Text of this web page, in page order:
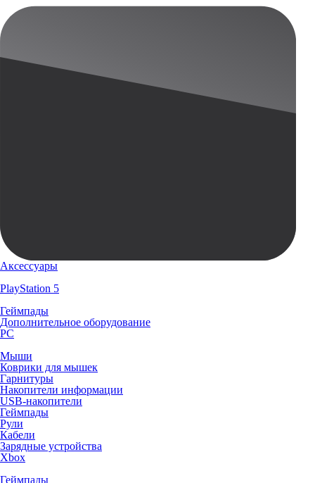
Аксессуары
PlayStation 5
Геймпады
Дополнительное оборудование
PC
Мыши
Коврики для мышек
Гарнитуры
Накопители информации
USB-накопители
Геймпады
Рули
Кабели
Зарядные устройства
Xbox
Геймпады